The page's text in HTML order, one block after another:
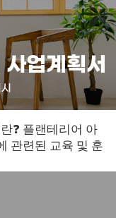
❓ 플랜테리어 아
관련된 교육 및 훈